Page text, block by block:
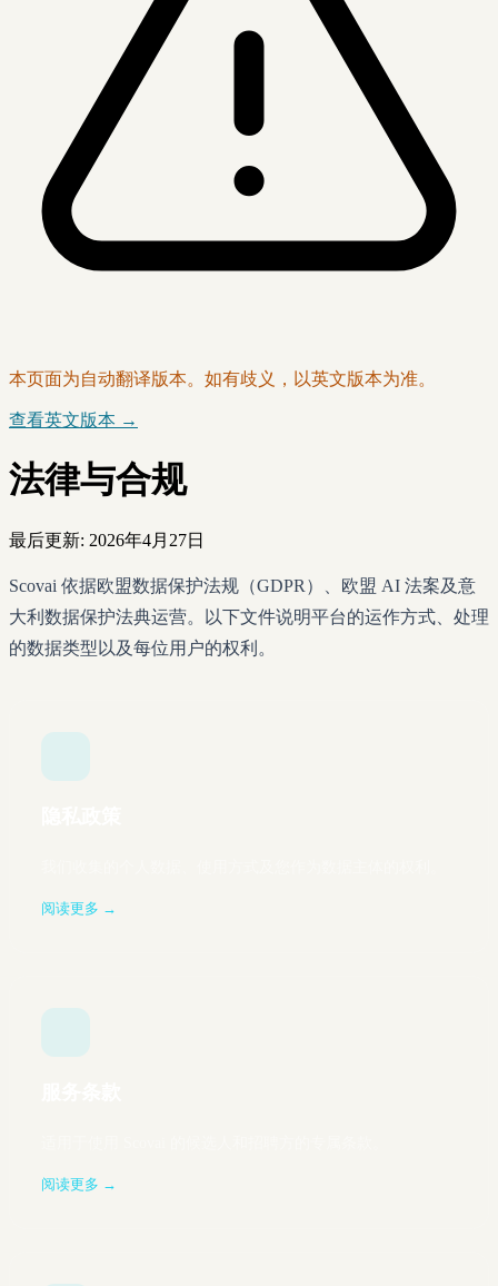
本页面为自动翻译版本。如有歧义，以英文版本为准。
查看英文版本 →
法律与合规
最后更新: 2026年4月27日
Scovai 依据欧盟数据保护法规（GDPR）、欧盟 AI 法案及意
大利数据保护法典运营。以下文件说明平台的运作方式、处理
的数据类型以及每位用户的权利。
阅读更多 →
阅读更多 →